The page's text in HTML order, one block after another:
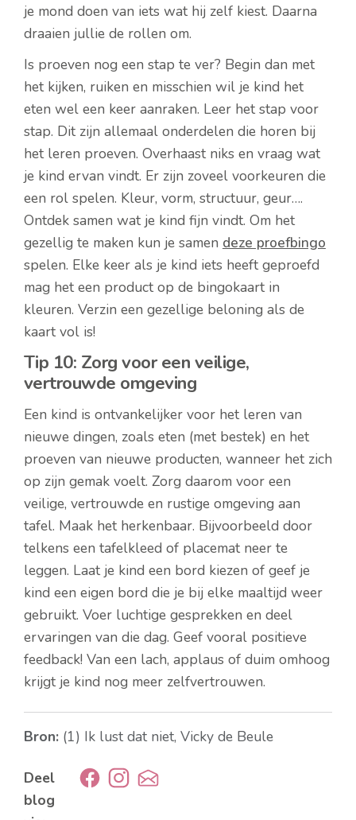
je mond doen van iets wat hij zelf kiest. Daarna
draaien jullie de rollen om.
Is proeven nog een stap te ver? Begin dan met
het kijken, ruiken en misschien wil je kind het
eten wel een keer aanraken. Leer het stap voor
stap. Dit zijn allemaal onderdelen die horen bij
het leren proeven. Overhaast niks en vraag wat
je kind ervan vindt. Er zijn zoveel voorkeuren die
een rol spelen. Kleur, vorm, structuur, geur….
Ontdek samen wat je kind fijn vindt. Om het
gezellig te maken kun je samen deze proefbingo
spelen. Elke keer als je kind iets heeft geproefd
mag het een product op de bingokaart in
kleuren. Verzin een gezellige beloning als de
kaart vol is!
Tip 10: Zorg voor een veilige,
vertrouwde omgeving
Een kind is ontvankelijker voor het leren van
nieuwe dingen, zoals eten (met bestek) en het
proeven van nieuwe producten, wanneer het zich
op zijn gemak voelt. Zorg daarom voor een
veilige, vertrouwde en rustige omgeving aan
tafel. Maak het herkenbaar. Bijvoorbeeld door
telkens een tafelkleed of placemat neer te
leggen. Laat je kind een bord kiezen of geef je
kind een eigen bord die je bij elke maaltijd weer
gebruikt. Voer luchtige gesprekken en deel
ervaringen van die dag. Geef vooral positieve
feedback! Van een lach, applaus of duim omhoog
krijgt je kind nog meer zelfvertrouwen.
Bron:(1) Ik lust dat niet, Vicky de Beule
Deel
blog